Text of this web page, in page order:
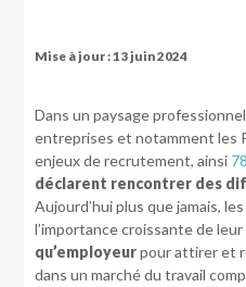
Mise à jour : 13 juin 2024
Dans un paysage
entreprises et notamment les
enjeux de recrutement, ainsi
déclarent rencontrer des
Aujourd’hui plus que jamais,
l’importance croissante de leur
qu’employeurpour attirer et
dans un marché du travail